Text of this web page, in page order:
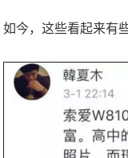
如今，这些看起来有